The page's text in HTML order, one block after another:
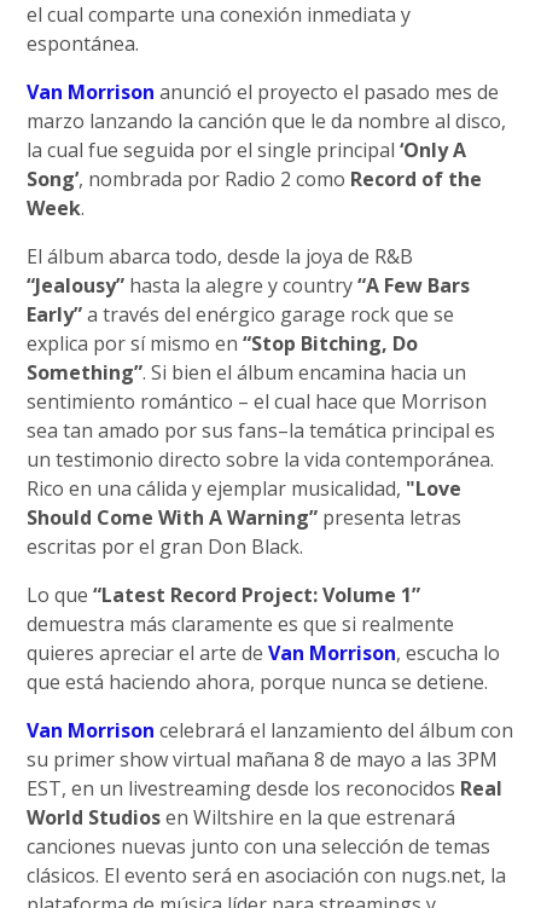
el cual comparte una conexión inmediata y
espontánea.
Van Morrison anunció el proyecto el pasado mes de
marzo lanzando la canción que le da nombre al disco,
la cual fue seguida por el single principal‘Only A
Song’, nombrada por Radio 2 como Record of the
Week.
El álbum abarca todo, desde la joya de R&B
“Jealousy” hasta la alegre y country“A Few Bars
Early”a través del enérgico garage rock que se
explica por sí mismo en“Stop Bitching, Do
Something”. Si bien el álbum encamina hacia un
sentimiento romántico – el cual hace que Morrison
sea tan amado por sus fans–la temática principal es
un testimonio directo sobre la vida contemporánea.
Rico en una cálida y ejemplar musicalidad, "Love
Should Come With A Warning” presenta letras
escritas por el gran Don Black.
Lo que“Latest Record Project: Volume 1”
demuestra más claramente es que si realmente
quieres apreciar el arte deVan Morrison, escucha lo
que está haciendo ahora, porque nunca se detiene.
Van Morrison celebrará el lanzamiento del álbum con
su primer show virtual mañana 8 de mayo a las 3PM
EST, en un livestreaming desde los reconocidos Real
World Studiosen Wiltshire en la que estrenará
canciones nuevas junto con una selección de temas
clásicos. El evento será en asociación con nugs.net, la